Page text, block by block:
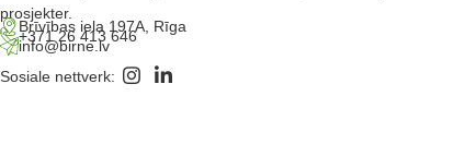
prosjekter.
Brīvības iela 197A, Rīga
+371 26 413 646
info@birne.lv
Sosiale nettverk: